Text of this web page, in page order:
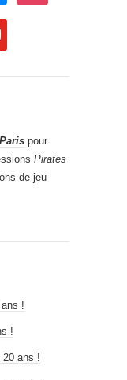
pour
Pirates
de jeu
!
!
20 ans !